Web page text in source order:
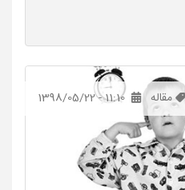
مقاله 1398/05/22 - 11:10